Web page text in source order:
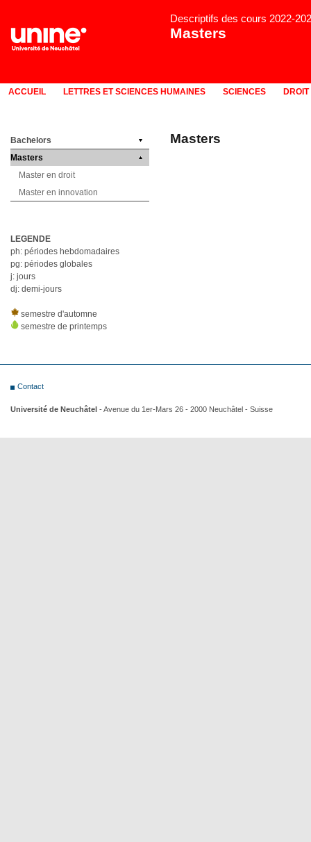
Descriptifs des cours 2022-
Masters
ACCUEIL LETTRES ET SCIENCES HUMAINES SCIENCES DROIT
Bachelors
Masters
Master en droit
Master en innovation
LEGENDE
ph: périodes hebdomadaires
pg: périodes globales
j: jours
dj: demi-jours
semestre d'automne
semestre de printemps
Masters
Contact
Université de Neuchâtel - Avenue du 1er-Mars 26 - 2000 Neuchâtel - Suisse